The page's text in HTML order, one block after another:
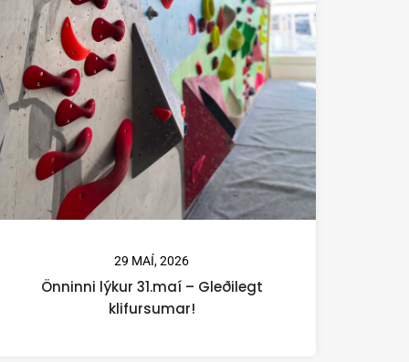
29 MAÍ, 2026
Önninni lýkur 31.maí – Gleðilegt
klifursumar!